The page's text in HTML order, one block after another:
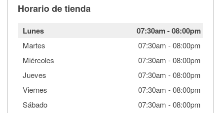
Horario de tienda
Lunes 07:30am-08:00pm
Martes 07:30am -08:00pm
Miércoles
07:30am -08:00pm
Jueves
07:30am -08:00pm
Viernes
07:30am -08:00pm
Sábado
07:30am -08:00pm